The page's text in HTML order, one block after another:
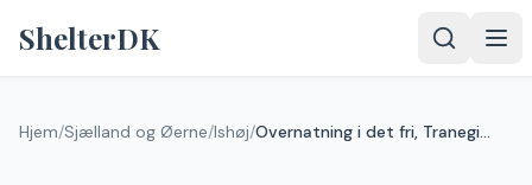
ShelterDK
Hjem/Sjælland og Øerne/Ishøj/ Overnatning i det fri, Tranegilde
Tranegilde